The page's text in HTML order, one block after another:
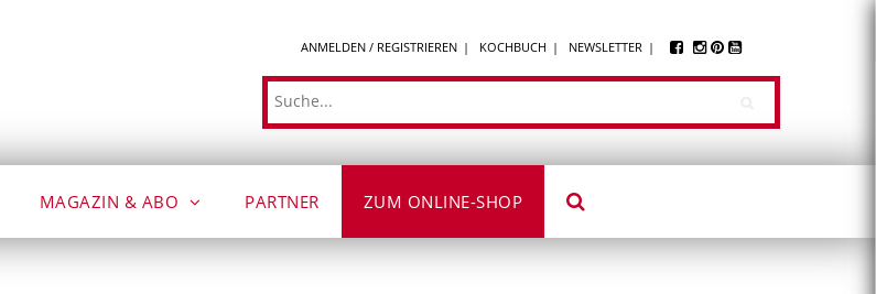
ANMELDEN / REGISTRIEREN KOCHBUCH NEWSLETTER
Suche
MAGAZIN & ABO PARTNER ZUM ONLINE-SHOP